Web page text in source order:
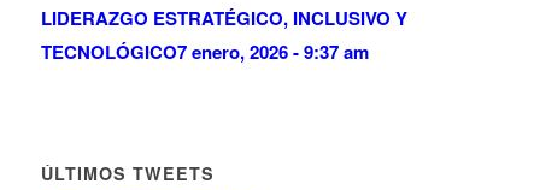
LIDERAZGO ESTRATÉGICO, INCLUSIVO Y
TECNOLÓGICO7 enero, 2026 - 9:37 am
ÚLTIMOS TWEETS